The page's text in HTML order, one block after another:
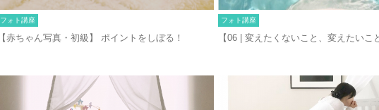
フォト講座
【赤ちゃん写真・初級】 ポイントをしぼる！
フォト講座
【06 | 変えたくないこと、変えたいこ